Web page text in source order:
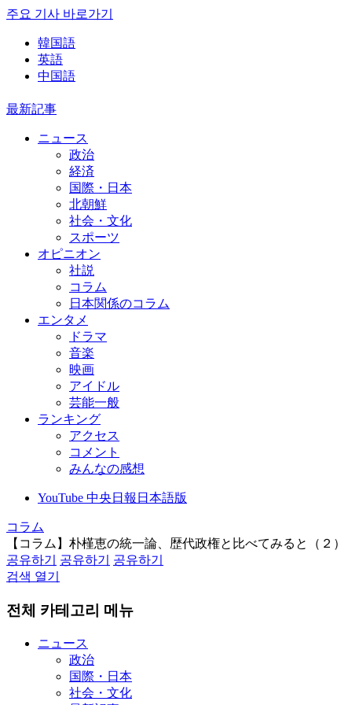
주요 기사 바로가기
韓国語
英語
中国語
最新記事
ニュース
政治
経済
国際・日本
北朝鮮
社会・文化
スポーツ
オピニオン
社説
コラム
日本関係のコラム
エンタメ
ドラマ
音楽
映画
アイドル
芸能一般
ランキング
アクセス
コメント
みんなの感想
YouTube 中央日報日本語版
コラム
【コラム】朴槿恵の統一論、歴代政権と比べてみると（２）
공유하기
공유하기
공유하기
검색 열기
전체 카테고리 메뉴
ニュース
政治
国際・日本
社会・文化